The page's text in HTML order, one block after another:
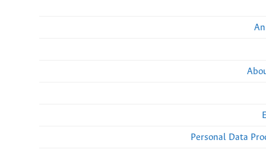
Personal Data